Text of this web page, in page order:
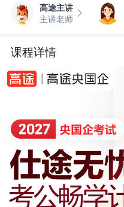
高途主讲
主讲老师
课程详情